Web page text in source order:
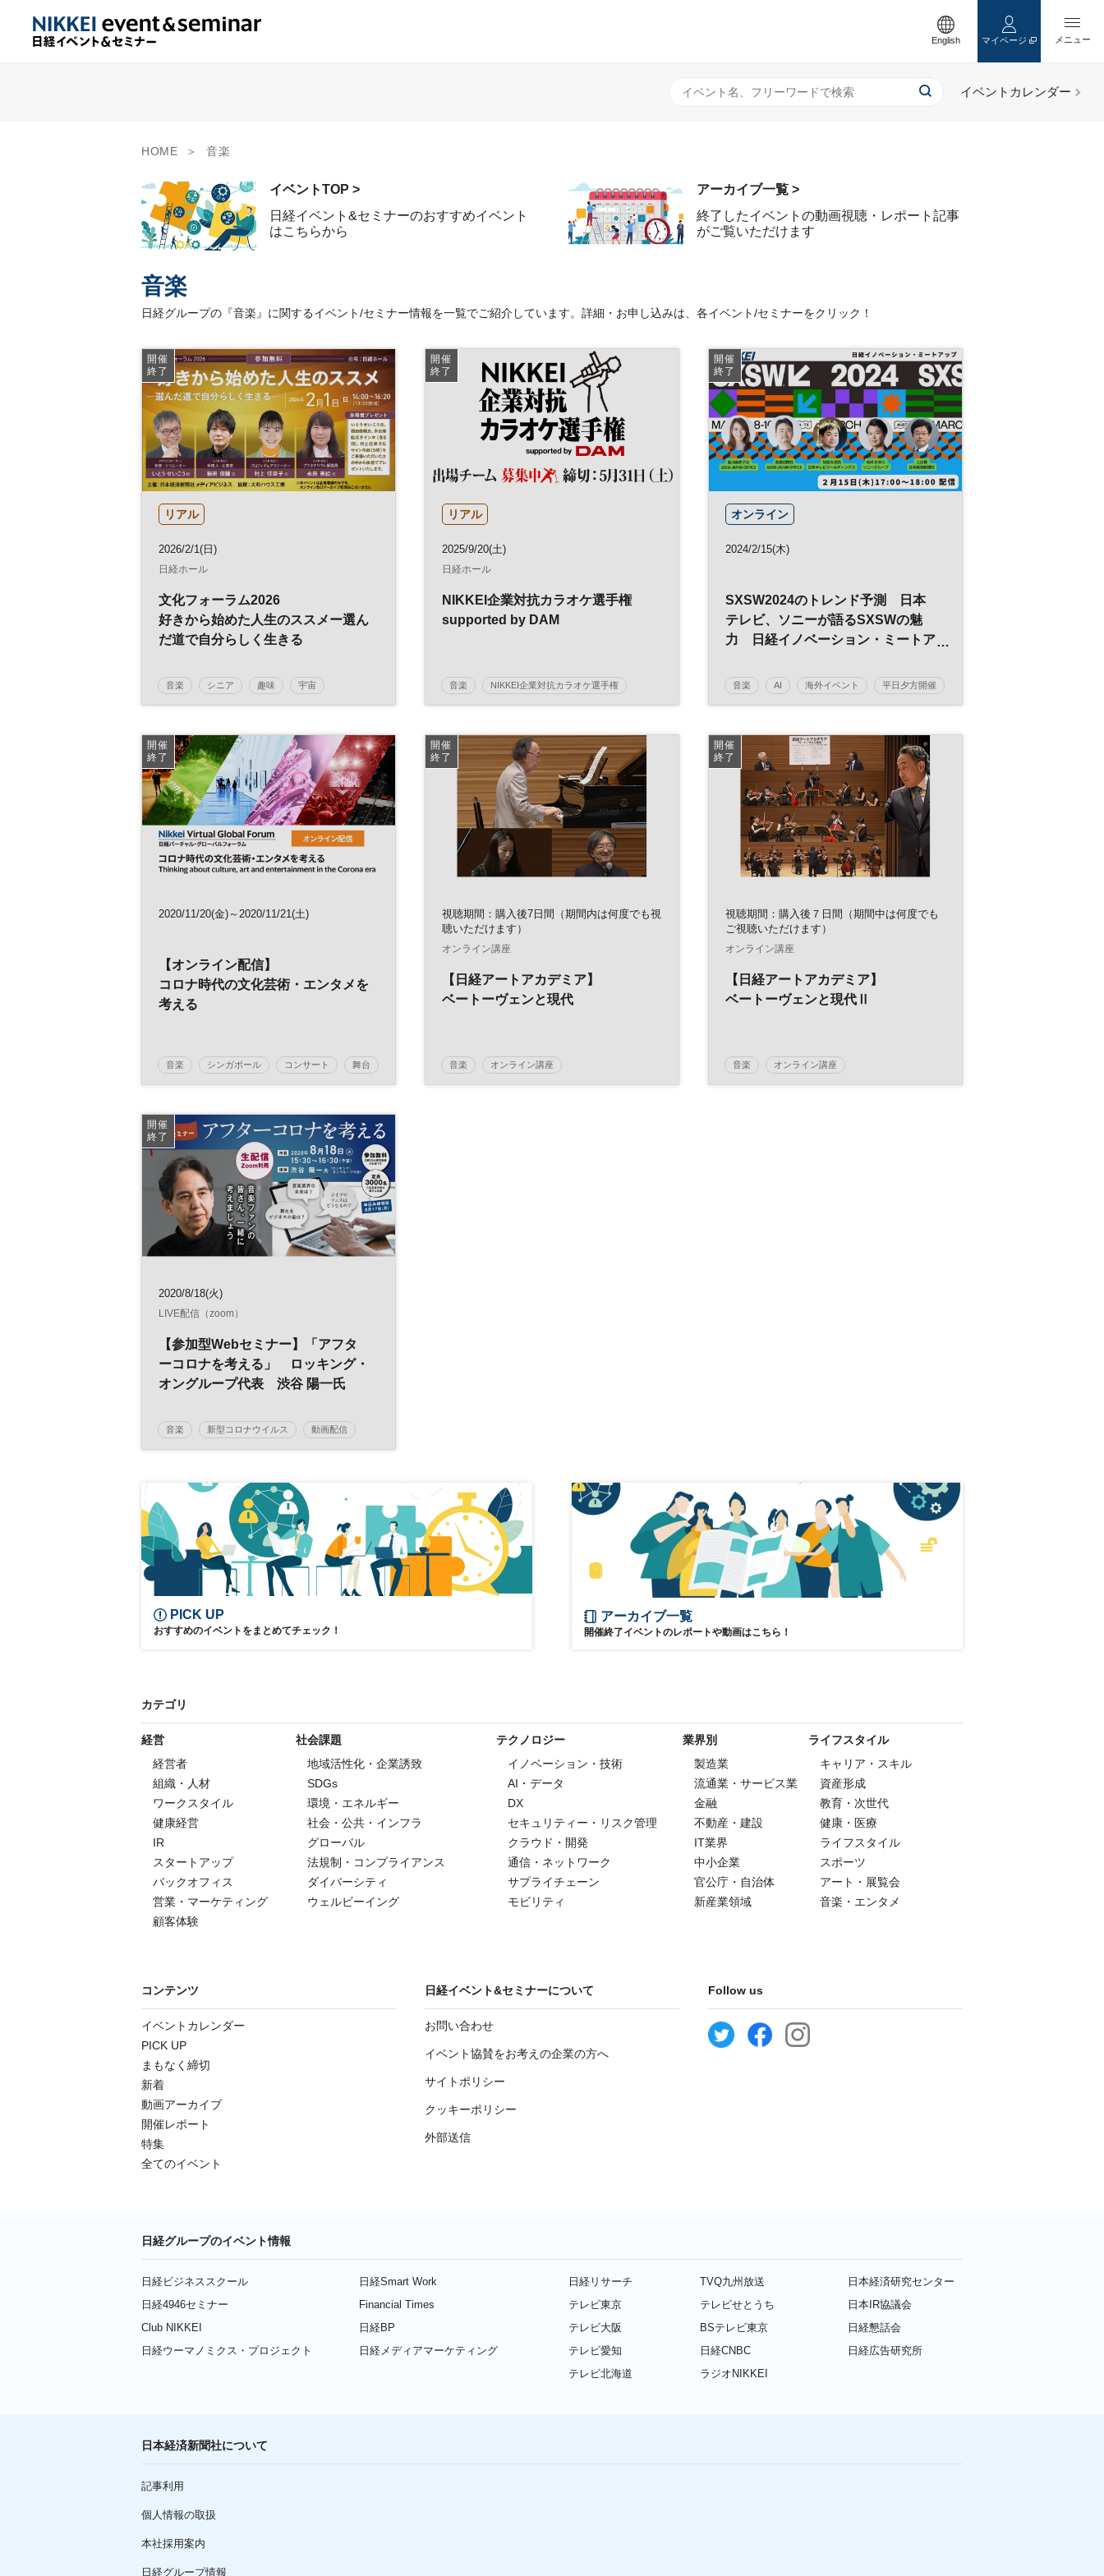
English マイページ
HOME 音楽
イベントTOP >
日経イベント&セミナーのおすすめイベント
はこちらから
アーカイブ一覧 >
終了したイベントの動画視聴・レポート記事
がご覧いただけます
音楽
日経グループの『音楽』に関するイベント/セミナー情報を一覧でご紹介しています。詳細・お申し込みは、各イベント/セミナーをクリック！
開催
終了
リアル
2026/2/1(日)
日経ホール
文化フォーラム2026
好きから始めた人生のススメー選ん
だ道で自分らしく生きる
音楽 シニア 趣味 宇宙
参加無料 土日祝開催
開催
終了
リアル
2025/9/20(土)
日経ホール
NIKKEI企業対抗カラオケ選手権
supported by DAM
音楽 NIKKEI企業対抗カラオケ選手権
エンゲージメント 参加無料
開催
終了
オンライン
2024/2/15(木)
SXSW2024のトレンド予測 日本
テレビ、ソニーが語るSXSWの魅
力 日経イノベーション・ミートア
音楽 AI 海外イベント 平日夕方開催
イノベーション
デジタルトランスフォーメーション アート
テクノロジー マーケティング 映画
参加無料 平日夜開催
開催
終了
2020/11/20(金)～2020/11/21(土)
【オンライン配信】
コロナ時代の文化芸術・エンタメを
考える
音楽 シンガポール コンサート 舞台
開催
終了
視聴期間：購入後7日間（期間内は何度でも視
聴いただけます）
オンライン講座
【日経アートアカデミア】
ベートーヴェンと現代
音楽 オンライン講座
開催
終了
視聴期間：購入後７日間（期間中は何度でも
ご視聴いただけます）
オンライン講座
【日経アートアカデミア】
ベートーヴェンと現代Ⅱ
音楽 オンライン講座
開催
終了
2020/8/18(火)
LIVE配信（zoom）
【参加型Webセミナー】「アフタ
ーコロナを考える」 ロッキング・
オングループ代表 渋谷 陽一氏
音楽 新型コロナウイルス 動画配信
参加型オンラインセミナー
エンターテインメント
PICK UP
おすすめのイベントをまとめてチェック！
アーカイブ一覧
開催終了イベントのレポートや動画はこちら！
カテゴリ
経営
経営者
組織・人材
ワークスタイル
健康経営
IR
スタートアップ
バックオフィス
営業・マーケティング
顧客体験
社会課題
地域活性化・企業誘致
SDGs
環境・エネルギー
社会・公共・インフラ
グローバル
法規制・コンプライアンス
ダイバーシティ
ウェルビーイング
テクノロジー
イノベーション・技術
AI・データ
DX
セキュリティー・リスク管理
クラウド・開発
通信・ネットワーク
サプライチェーン
モビリティ
業界別
製造業
流通業・サービス業
金融
不動産・建設
IT業界
中小企業
官公庁・自治体
新産業領域
ライフスタイル
キャリア・スキル
資産形成
教育・次世代
健康・医療
ライフスタイル
スポーツ
アート・展覧会
音楽・エンタメ
コンテンツ
イベントカレンダー
PICK UP
まもなく締切
新着
動画アーカイブ
開催レポート
特集
全てのイベント
日経イベント&セミナーについて
お問い合わせ
イベント協賛をお考えの企業の方へ
サイトポリシー
クッキーポリシー
外部送信
Follow us
日経グループのイベント情報
日経ビジネススクール
日経4946セミナー
Club NIKKEI
日経ウーマノミクス・プロジェクト
日経Smart Work
Financial Times
日経BP
日経メディアマーケティング
日経リサーチ
テレビ東京
テレビ大阪
テレビ愛知
テレビ北海道
TVQ九州放送
テレビせとうち
BSテレビ東京
日経CNBC
ラジオNIKKEI
日本経済研究センター
日本IR協議会
日経懇話会
日経広告研究所
日本経済新聞社について
記事利用
個人情報の取扱
本社採用案内
日経グループ情報